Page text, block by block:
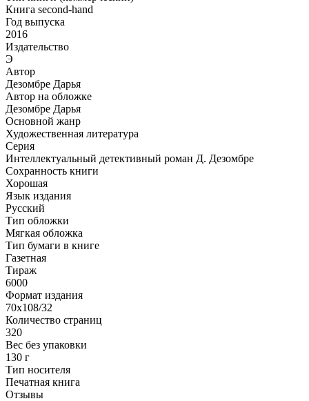
Книга second-hand
Год выпуска
2016
Издательство
Э
Автор
Дезомбре Дарья
Автор на обложке
Дезомбре Дарья
Основной жанр
Художественная литература
Серия
Интеллектуальный детективный роман Д. Дезомбре
Сохранность книги
Хорошая
Язык издания
Русский
Тип обложки
Мягкая обложка
Тип бумаги в книге
Газетная
Тираж
6000
Формат издания
70x108/32
Количество страниц
320
Вес без упаковки
130 г
Тип носителя
Печатная книга
Отзывы